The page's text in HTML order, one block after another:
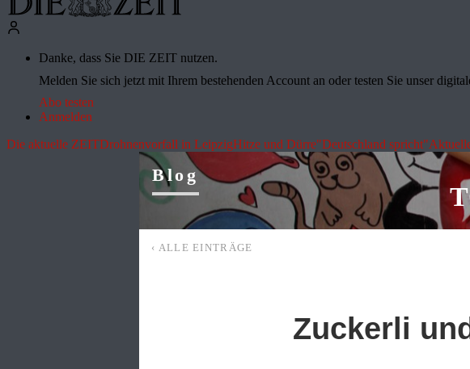
Danke, dass Sie DIE ZEIT nutzen.
Melden Sie sich jetzt mit Ihrem bestehenden Account an oder testen Sie unser
Abo testen
Anmelden
Die aktuelle ZEITDrohnenvorfall in LeipzigHitze und Dürre"Deutschland spricht"
Blog
‹ ALLE EINTRÄGE
Zuckerli